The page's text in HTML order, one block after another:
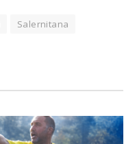
Salernitana